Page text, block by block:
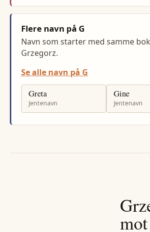
Flere navn på G
Navn som starter med samme
Grzegorz.
Se alle navn på G
Greta
Jentenavn
Gine
Jentenavn